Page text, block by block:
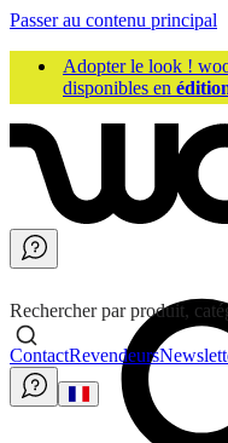
Passer au contenu principal
Adopter le look !
disponibles en
Rechercher par produit,
ContactRevendeurs